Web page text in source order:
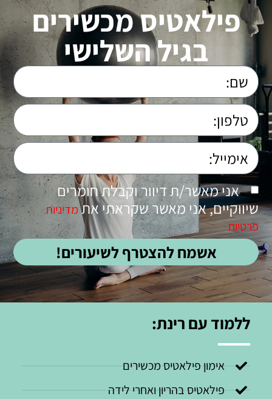
פילאטיס מכשירים
בגיל השלישי
אני מאשר/ת דיוור וקבלת חומרים
שיווקיים, אני מאשר שקראתי אתמדיניות
פרטיות
אשמח להצטרף לשיעורים!
ללמוד עם רינת:
אימון פילאטיס מכשירים
פילאטיס בהריון ואחרי לידה